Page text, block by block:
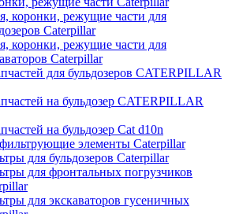
коронки, режущие части для
Caterpillar
коронки, режущие части для
Caterpillar
для бульдозеров CATERPILLAR
на бульдозер CATERPILLAR
на бульдозер Сat d10n
элементы Caterpillar
для бульдозеров Caterpillar
для фронтальных погрузчиков
для экскаваторов гусеничных